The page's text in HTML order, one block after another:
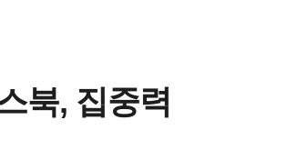
북, 집중력